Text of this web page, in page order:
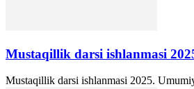
Mustaqillik darsi ishlanmasi
Mustaqillik darsi ishlanmasi 2025.